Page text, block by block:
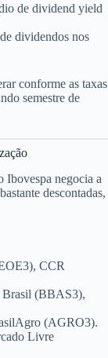
de dividend yield
dividendos nos
conforme as taxas
semestre de
Ibovespa negocia a
descontadas,
CCR
(BBAS3),
(AGRO3).
Livre